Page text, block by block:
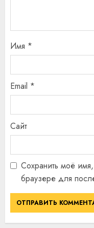
Имя *
Email *
Сайт
Сохранить моё
браузере для